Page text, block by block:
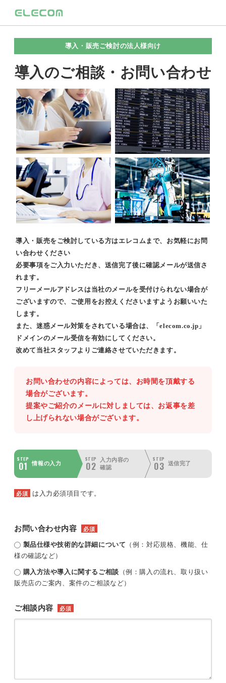
導入・販売ご検討の法人様向け
導入のご相談・お問い合わせ
導入・販売をご検討している方はエレコムまで、お気軽にお問
い合わせください
必要事項をご入力いただき、送信完了後に確認メールが送信さ
れます。
フリーメールアドレスは当社のメールを受付けられない場合が
ございますので、ご使用をお控えくださいますようお願いいた
します。
また、迷惑メール対策をされている場合は、「elecom.co.jp」
ドメインのメール受信を有効にしてください。
改めて当社スタッフよりご連絡させていただきます。
お問い合わせの内容によっては、お時間を頂戴する
場合がございます。
提案やご紹介のメールに対しましては、お返事を差
し上げられない場合がございます。
STEP
01 情報の入力
STEP
02
入力内容の
確認
STEP
03 送信完了
必須 は入力必須項目です。
お問い合わせ内容 必須
製品仕様や技術的な詳細について （例：対応規格、機能、仕
様の確認など）
購入方法や導入に関するご相談 （例：購入の流れ、取り扱い
販売店のご案内、案件のご相談など）
ご相談内容 必須